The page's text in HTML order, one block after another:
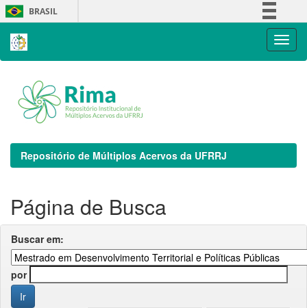
Skip
navigation
BRASIL
Repositório de Múltiplos Acervos da UFRRJ
Página de Busca
Buscar em:
por